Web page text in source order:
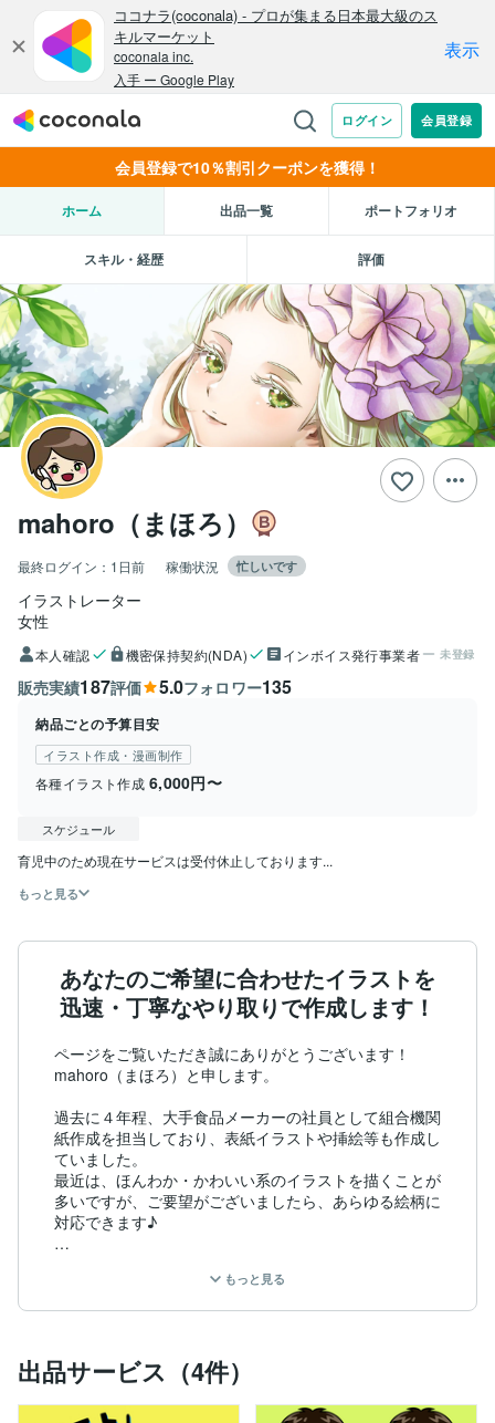
会員登録で10％割引クーポンを獲得！
ホーム 出品一覧 ポートフォリオ
スキル・経歴 評価
mahoro（まほろ）
最終ログイン： 1日前 稼働状況 忙しいです
イラストレーター
女性
本人確認 機密保持契約(NDA) インボイス発行事業者 未登録
販売実績187評価 5.0フォロワー135
納品ごとの予算目安
イラスト作成・漫画制作
各種イラスト作成 6,000円〜
スケジュール
育児中のため現在サービスは受付休止しております...
もっと見る
あなたのご希望に合わせたイラストを
迅速・丁寧なやり取りで作成します！
ページをご覧いただき誠にありがとうございます！
mahoro（まほろ）と申します。
過去に４年程、大手食品メーカーの社員として組合機関
紙作成を担当しており、表紙イラストや挿絵等も作成し
ていました。
最近は、ほんわか・かわいい系のイラストを描くことが
多いですが、ご要望がございましたら、あらゆる絵柄に
対応できます♪
お気軽にメッセージください！
よろしくお願いいたします。
・寒玉書道会　初等部教師免許　（書道の先生の免許で
す♪）
・臨床検査技師
もっと見る
出品サービス（4件）